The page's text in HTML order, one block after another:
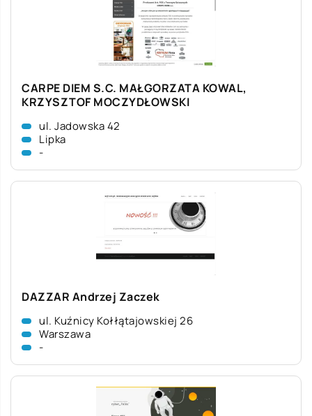
CARPE DIEM S.C. MAŁGORZATA KOWAL,
KRZYSZTOF MOCZYDŁOWSKI
ul. Jadowska 42
Lipka
-
DAZZAR Andrzej Zaczek
ul. Kuźnicy Kołłątajowskiej 26
Warszawa
-